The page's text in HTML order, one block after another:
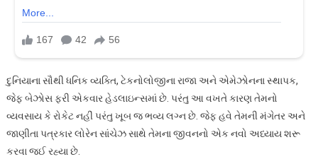
દુનિયાના સૌથી ધનિક વ્યક્તિ, ટેકનોલોજીના રાજા અને એમેઝોનના સ્થાપક,
જેફ બેઝોસ ફરી એકવાર હેડલાઇન્સમાં છે. પરંતુ આ વખતે કારણ તેમનો
વ્યવસાય કે રોકેટ નહીં પરંતુ ખૂબ જ ભવ્ય લગ્ન છે. જેફ હવે તેમની મંગેતર અને
જાણીતા પત્રકાર લોરેન સાંચેઝ સાથે તેમના જીવનનો એક નવો અધ્યાય શરૂ
કરવા જઈ રહ્યા છે.